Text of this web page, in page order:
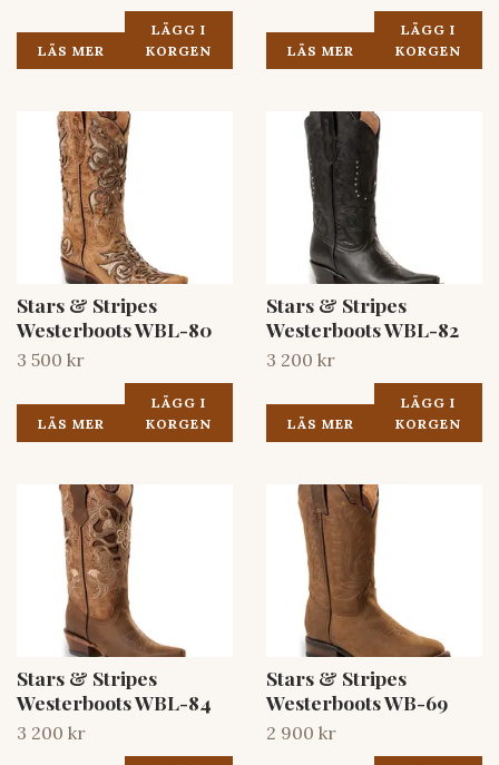
LÄS MER
LÄGG I
KORGEN
LÄS MER
LÄGG I
KORGEN
Stars & Stripes
Westerboots WBL-80
3 500 kr
LÄS MER
LÄGG I
KORGEN
Stars & Stripes
Westerboots WBL-82
3 200 kr
LÄS MER
LÄGG I
KORGEN
Stars & Stripes
Westerboots WBL-84
3 200 kr
Stars & Stripes
Westerboots WB-69
2 900 kr